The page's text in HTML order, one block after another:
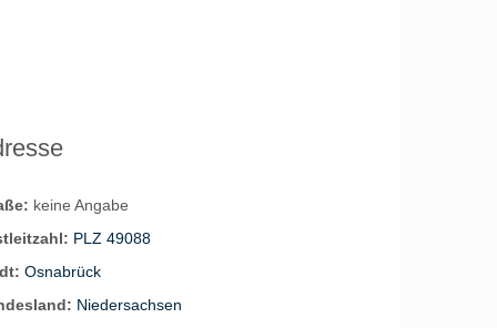
keine Angabe
PLZ 49088
Osnabrück
Niedersachsen